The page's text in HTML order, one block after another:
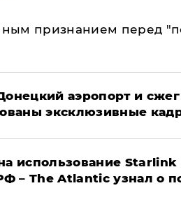
признанием перед
аэропорт и
эксклюзивные
использование Starlink
– The Atlantic узнал о